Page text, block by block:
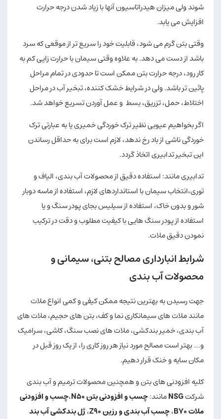
شوند ولی میزان هیدراتاسیون آنها با زیاد شدن درجه حرارت
افزایش می یابد.
وقتی بتن گرم می شود، قابلیت خود را سریع تر از موقعی که سرد
باشد از دست می دهد. به علاوه وقتی سیمان با حرارت زایی کم به
کار رود، درجه حرارت بتن ممکن است تا حدودی در تمام مراحل
پائین تر باشد. ولی در شرایط خشک کننده، تبخیر آب در مراحل
اختلاط، حمل، تزریق، بسط و عمل آوردن تسریع خواهد شد.
اگر بخواهیم عیوبی نظیر ترک خوردگی خمیری یا به عبارتی ترک
خوردگی ناشی از باد رخ ندهد، لازم است برای به حداقل رساندن
این تبخیر تدابیری اتخاذ گردد.
تدابیری مانند: استفاده دقیق از محصولات آب بندی، الیاف و
توری،انتخاب سیمان با استانداردهای لازم، استفاده از ماسه دوبار
شور و بدون خاک، استفاده از سیلیس بجای پودر سنگ و یا
استفاده از پودر سنگ هایی با کیفیت مطلوب و دقت در ترکیب
نمودن دقیق ملات.
شرابط انبارداری مصالح بتنی، سیمانی و
محصولات آب بندی
جهت رسیدن به بهترین نتیجه ممکن کیفی و کمی انواع ملات
مانند ملات های سیمانکاری نما و کف، بتن های حجیم، ملات های
آب بندی، خمیر بندکشی، ملات های نصب سنگ، کاشی، سرامیک
و… بهتر است مصالح مورد نیاز هر روز کاری را، از یک روز قبل در
مکان سایه و خنک قرار دهیم.
کلیه افزودنی های بتن و همچنین محصولات ترمیم و آب بندی
شرکتNSGمانند:چسب و افزودنی بتن N50 ،چسب و افزودنی
ملات B70
،چسب آب بندی و رزین Z90 ،ژل بندکشی آب بند